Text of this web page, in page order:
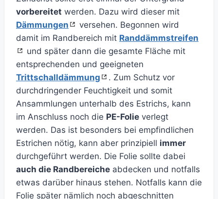
vorbereitet werden. Dazu wird dieser mit
Dämmungen
versehen. Begonnen wird
damit im Randbereich mit Randdämmstreifen
und später dann die gesamte Fläche mit
entsprechenden und geeigneten
Trittschalldämmung
. Zum Schutz vor
durchdringender Feuchtigkeit und somit
Ansammlungen unterhalb des Estrichs, kann
im Anschluss noch die PE-Folie verlegt
werden. Das ist besonders bei empfindlichen
Estrichen nötig, kann aber prinzipiell immer
durchgeführt werden. Die Folie sollte dabei
auch die Randbereiche abdecken und notfalls
etwas darüber hinaus stehen. Notfalls kann die
Folie später nämlich noch abgeschnitten